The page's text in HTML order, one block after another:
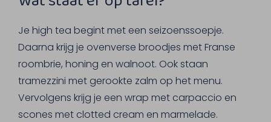
Je high tea begint met een seizoenssoepje.
Daarna krijg je ovenverse broodjes met Franse
roombrie, honing en walnoot. Ook staan
tramezzini met gerookte zalm op het menu.
Vervolgens krijg je een wrap met carpaccio en
scones met clotted cream en marmelade.